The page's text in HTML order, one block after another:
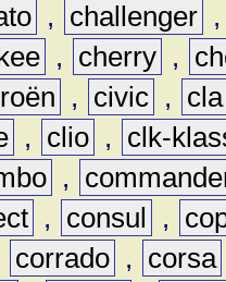
, challenger
, cherry ,
, civic ,
cla
, clio ,
clk-
,
, consul ,
corrado , corsa